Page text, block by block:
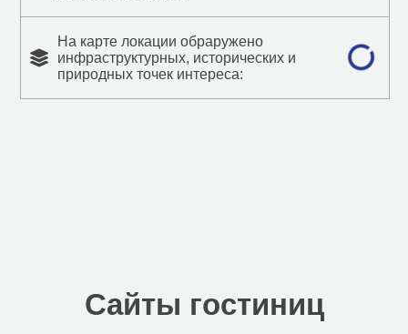
На карте локации обраружено
инфраструктурных, исторических и
природных точек интереса:
Сайты гостиниц